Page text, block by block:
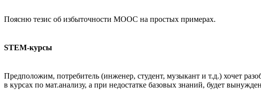
Поясню тезис об избыточности МООС на простых примерах.
STEM-курсы
Предположим, потребитель (инженер, студент, музыкант и т.д.) хочет
в курсах по мат.анализу, а при недостатке базовых знаний, будет